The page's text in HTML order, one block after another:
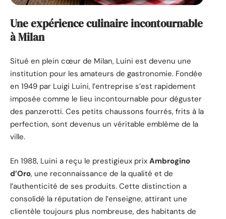
Une expérience culinaire incontournable
à Milan
Situé en plein cœur de Milan, Luini est devenu une
institution pour les amateurs de gastronomie. Fondée
en 1949 par Luigi Luini, l’entreprise s’est rapidement
imposée comme le lieu incontournable pour déguster
des panzerotti. Ces petits chaussons fourrés, frits à la
perfection, sont devenus un véritable emblème de la
ville.
En 1988, Luini a reçu le prestigieux prix Ambrogino
d’Oro, une reconnaissance de la qualité et de
l’authenticité de ses produits. Cette distinction a
consolidé la réputation de l’enseigne, attirant une
clientèle toujours plus nombreuse, des habitants de